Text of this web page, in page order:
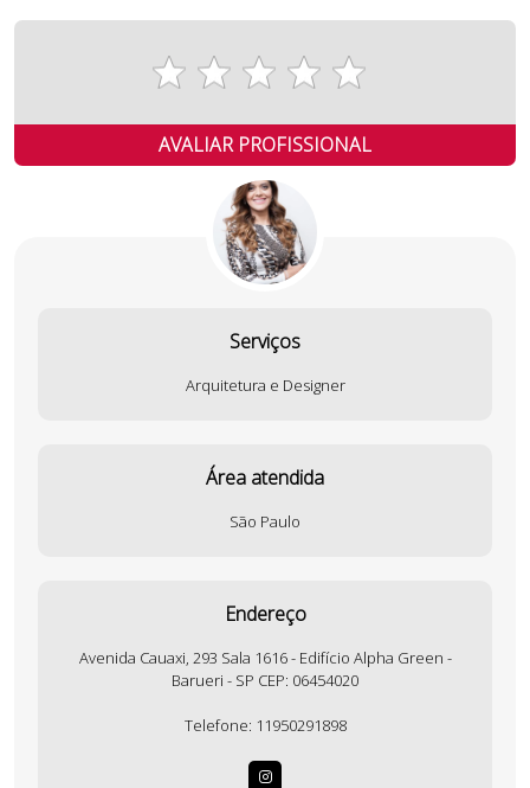
AVALIAR PROFISSIONAL
Serviços
Arquitetura e Designer
Área atendida
São Paulo
Endereço
Avenida Cauaxi, 293 Sala 1616 - Edifício Alpha Green -
Barueri - SP CEP: 06454020
Telefone: 11950291898